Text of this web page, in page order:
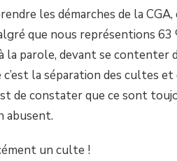
les démarches de la
que nous représentions 63
la parole, devant se
la séparation des cultes
de constater que ce sont
abusent.
un culte !